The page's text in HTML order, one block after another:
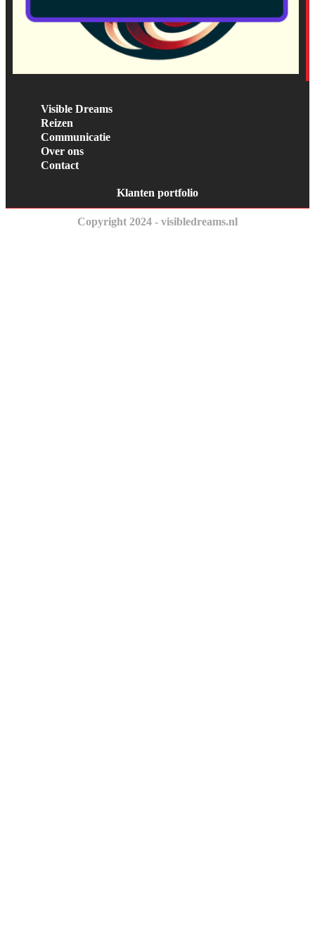
Visible Dreams
Reizen
Communicatie
Over ons
Contact
Klanten portfolio
Copyright 2024 - visibledreams.nl